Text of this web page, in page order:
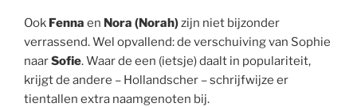
Ook Fenna en Nora (Norah)zijn niet bijzonder
verrassend. Wel opvallend: de verschuiving van Sophie
naarSofie. Waar de een (ietsje) daalt in populariteit,
krijgt de andere – Hollandscher – schrijfwijze er
tientallen extra naamgenoten bij.